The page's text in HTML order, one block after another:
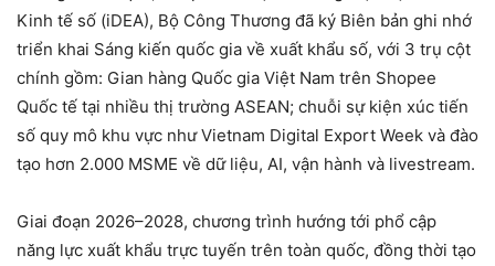
Kinh tế số (iDEA), Bộ Công Thương đã ký Biên bản ghi nhớ
triển khai Sáng kiến quốc gia về xuất khẩu số, với 3 trụ cột
chính gồm: Gian hàng Quốc gia Việt Nam trên Shopee
Quốc tế tại nhiều thị trường ASEAN; chuỗi sự kiện xúc tiến
số quy mô khu vực như Vietnam Digital Export Week và đào
tạo hơn 2.000 MSME về dữ liệu, AI, vận hành và livestream.
Giai đoạn 2026–2028, chương trình hướng tới phổ cập
năng lực xuất khẩu trực tuyến trên toàn quốc, đồng thời tạo